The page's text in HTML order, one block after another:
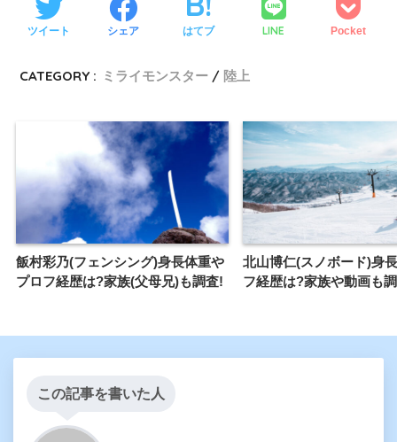
ツイート シェア はてブ LINE Pocket
CATEGORY : ミライモンスター 陸上
飯村彩乃(フェンシング)身長体重や
プロフ経歴は?家族(父母兄)も調査!
北山博仁(スノボード)身
フ経歴は?家族や動画も
この記事を書いた人